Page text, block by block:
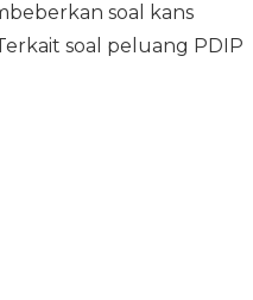
soal kans
soal peluang PDIP